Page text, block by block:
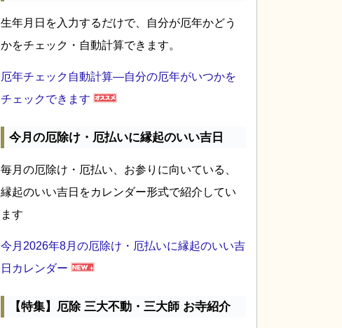
生年月日を入力するだけで、自分が厄年かどう
かをチェック・自動計算できます。
厄年チェック自動計算―自分の厄年がいつかを
チェックできます
今月の厄除け・厄払いに縁起のいい吉日
毎月の厄除け・厄払い、お参りに向いている、
縁起のいい吉日をカレンダー形式で紹介してい
ます
今月2026年8月の厄除け・厄払いに縁起のいい吉
日カレンダー
【特集】厄除 三大不動・三大師 お寺紹介